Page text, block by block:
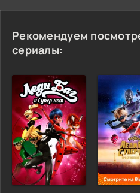
Рекомендуем
сериалы: